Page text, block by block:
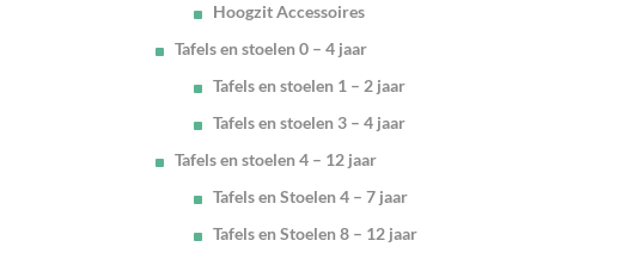
Hoogzit Accessoires
Tafels en stoelen 0 – 4 jaar
Tafels en stoelen 1 – 2 jaar
Tafels en stoelen 3 – 4 jaar
Tafels en stoelen 4 – 12 jaar
Tafels en Stoelen 4 – 7 jaar
Tafels en Stoelen 8 – 12 jaar